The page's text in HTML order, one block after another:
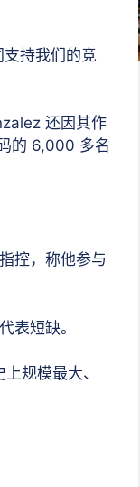
持我们的竞
还因其作
的 6,000 多名
控，称他参与
表短缺。
规模最大、